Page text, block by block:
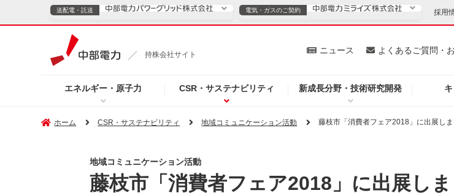
持株会社サイト
エネルギー・原子力 CSR・サステナビリティ 新成長分野・技術研究開発
ニュース よくあるご質問・
送配電・託送 電気・ガスのご契約
電気・ガスのご契約
採用
ホーム CSR・サステナビリティ 地域コミュニケーション活動 藤枝市「消費者フェア2018」に出展し
地域コミュニケーション活動
藤枝市「消費者フェア2018」に出展し